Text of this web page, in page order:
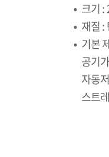
크기
재질 :
기본
공기
자동
스트